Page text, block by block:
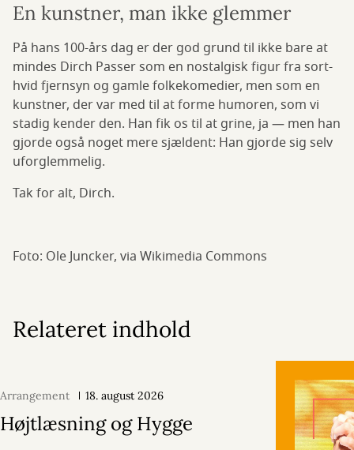
En kunstner, man ikke glemmer
På hans 100-års dag er der god grund til ikke bare at
mindes Dirch Passer som en nostalgisk figur fra sort-
hvid fjernsyn og gamle folkekomedier, men som en
kunstner, der var med til at forme humoren, som vi
stadig kender den. Han fik os til at grine, ja — men han
gjorde også noget mere sjældent: Han gjorde sig selv
uforglemmelig.
Tak for alt, Dirch.
Foto: Ole Juncker, via Wikimedia Commons
Relateret indhold
Arrangement 18. august 2026
Højtlæsning og Hygge